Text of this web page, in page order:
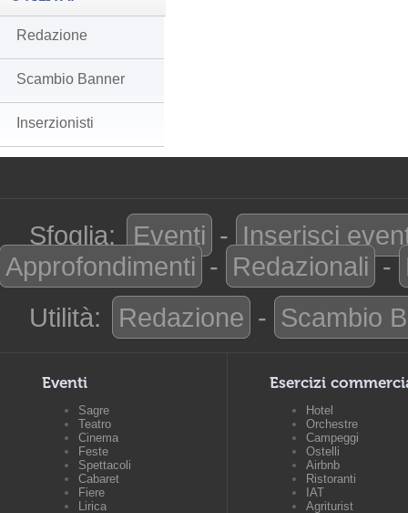
Redazione
Scambio Banner
Inserzionisti
Sfoglia: Eventi - Inserisci
Approfondimenti - Redazionali -
Utilità:
Redazione - Scambio
Eventi
Sagre
Teatro
Cinema
Feste
Spettacoli
Cabaret
Fiere
Lirica
Esercizi
Hotel
Orchestre
Campeggi
Ostelli
Airbnb
Ristoranti
IAT
Agriturist